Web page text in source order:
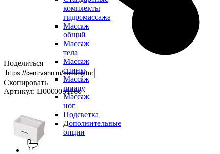
комплекты
гидромассажа
Массаж
общий
Массаж
тела
Массаж
спины
Массаж
шиацу
Массаж
ног
Подсветка
Дополнительные
опции
Поделиться
Скопировать
Артикул: Ц0000051160